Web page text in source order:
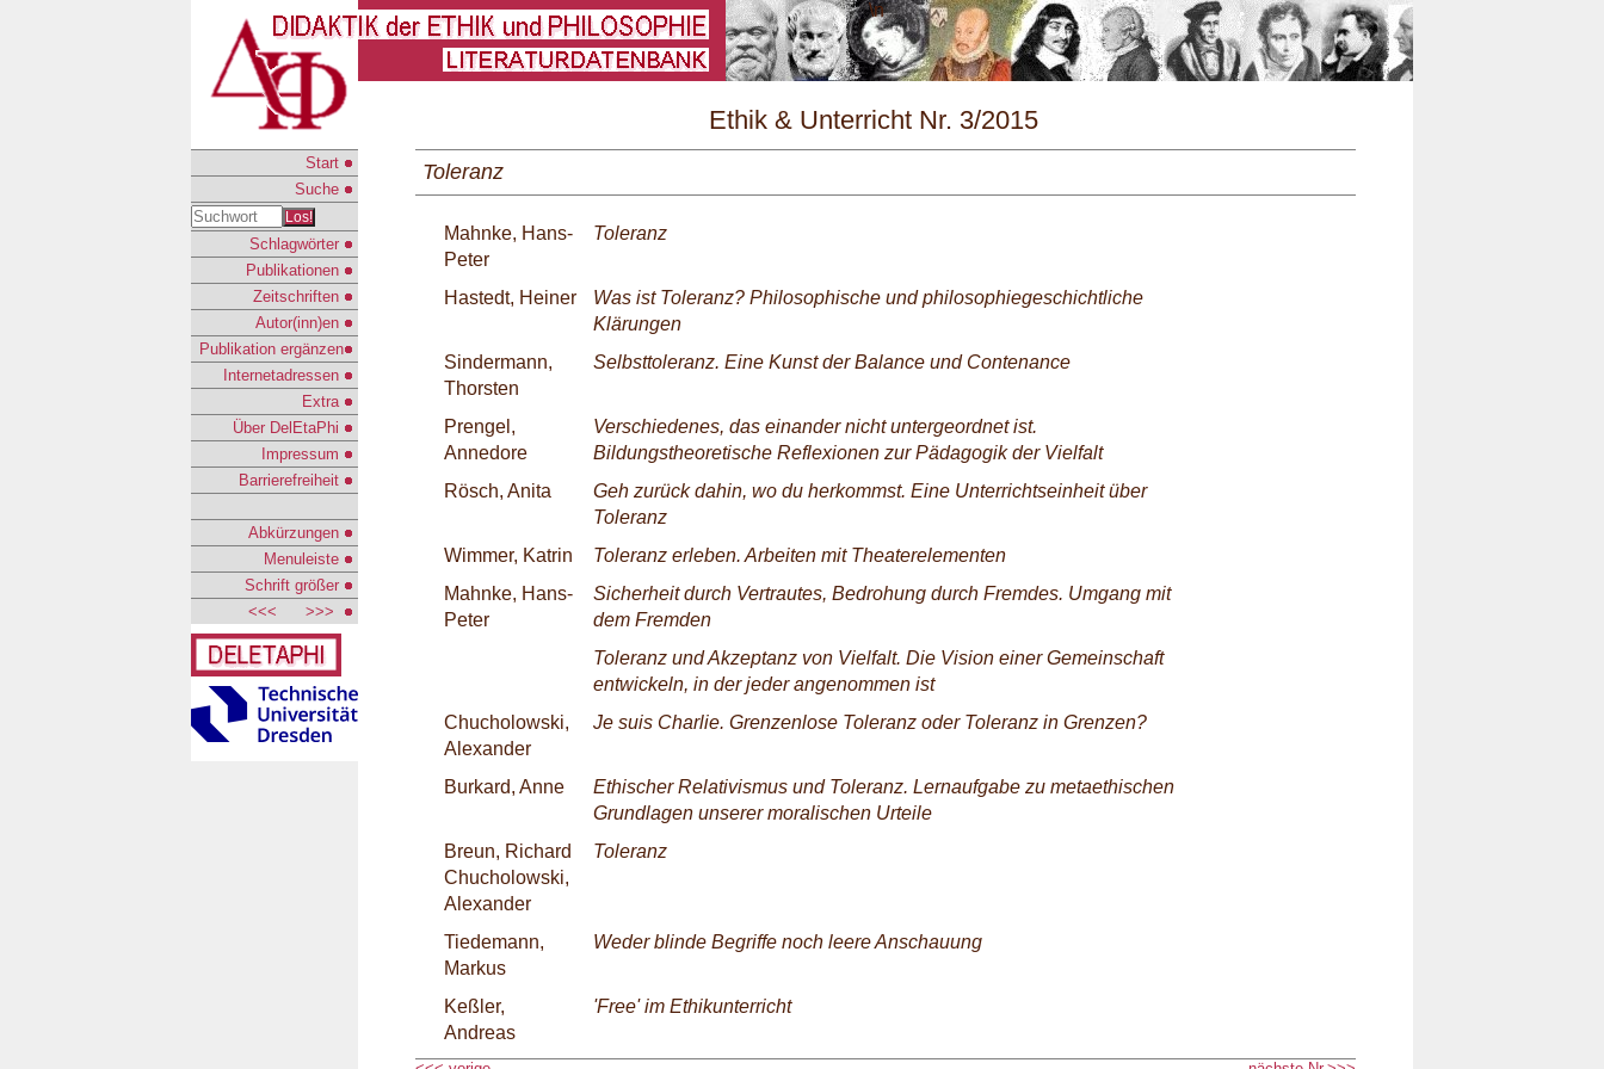
\n
Start
Suche
Los!
Schlagwörter
Publikationen
Zeitschriften
Autor(inn)en
Publikation ergänzen
Internetadressen
Extra
Über DelEtaPhi
Impressum
Barrierefreiheit
Abkürzungen
Menuleiste
Schrift größer
<<<
>>>
Ethik & Unterricht Nr. 3/2015
Toleranz
Mahnke, Hans-
Peter
Toleranz
Hastedt, Heiner
Was ist Toleranz? Philosophische und philosophiegeschichtliche
Klärungen
Sindermann,
Thorsten
Selbsttoleranz. Eine Kunst der Balance und Contenance
Prengel,
Annedore
Verschiedenes, das einander nicht untergeordnet ist.
Bildungstheoretische Reflexionen zur Pädagogik der Vielfalt
Rösch, Anita
Geh zurück dahin, wo du herkommst. Eine Unterrichtseinheit über
Toleranz
Wimmer, Katrin
Toleranz erleben. Arbeiten mit Theaterelementen
Mahnke, Hans-
Peter
Sicherheit durch Vertrautes, Bedrohung durch Fremdes. Umgang mit
dem Fremden
Toleranz und Akzeptanz von Vielfalt. Die Vision einer Gemeinschaft
entwickeln, in der jeder angenommen ist
Chucholowski,
Alexander
Je suis Charlie. Grenzenlose Toleranz oder Toleranz in Grenzen?
Burkard, Anne
Ethischer Relativismus und Toleranz. Lernaufgabe zu metaethischen
Grundlagen unserer moralischen Urteile
Breun, Richard
Chucholowski,
Alexander
Toleranz
Tiedemann,
Markus
Weder blinde Begriffe noch leere Anschauung
Keßler,
Andreas
'Free' im Ethikunterricht